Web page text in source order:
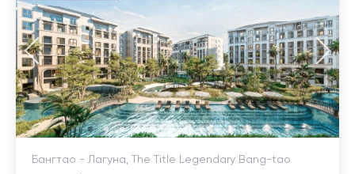
Бангтао - Лагуна, The Title Legendary Bang-tao